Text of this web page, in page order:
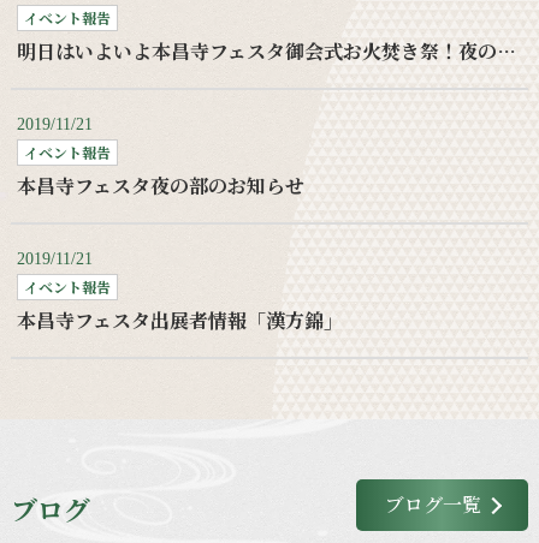
イベント報告
明日はいよいよ本昌寺フェスタ御会式お火焚き祭！夜の部もお待ちしてます！！
2019/11/21
イベント報告
本昌寺フェスタ夜の部のお知らせ
2019/11/21
イベント報告
本昌寺フェスタ出展者情報「漢方錦」
ブログ ブログ一覧